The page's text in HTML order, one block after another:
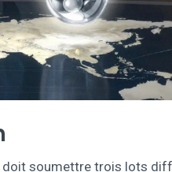
doit soumettre trois lots